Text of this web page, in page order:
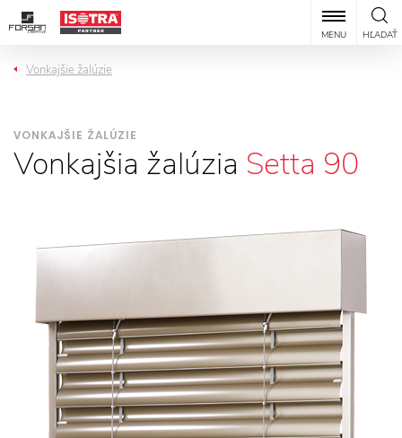
HĽADAŤ
MENU
Vonkajšie žalúzie
VONKAJŠIE ŽALÚZIE
Vonkajšia žalúzia Setta 90